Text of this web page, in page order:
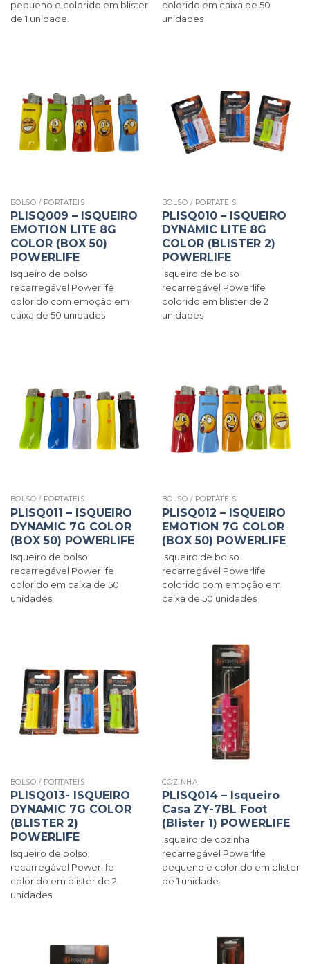
pequeno e colorido em blister
de 1 unidade.
colorido em caixa de 50
unidades
BOLSO / PORTÁTEIS
PLISQ009 – ISQUEIRO
EMOTION LITE 8G
COLOR (BOX 50)
POWERLIFE
Isqueiro de bolso
recarregável Powerlife
colorido com emoção em
caixa de 50 unidades
BOLSO / PORTÁTEIS
PLISQ010 – ISQUEIRO
DYNAMIC LITE 8G
COLOR (BLISTER 2)
POWERLIFE
Isqueiro de bolso
recarregável Powerlife
colorido em blister de 2
unidades
BOLSO / PORTÁTEIS
PLISQ011 – ISQUEIRO
DYNAMIC 7G COLOR
(BOX 50) POWERLIFE
Isqueiro de bolso
recarregável Powerlife
colorido em caixa de 50
unidades
BOLSO / PORTÁTEIS
PLISQ012 – ISQUEIRO
EMOTION 7G COLOR
(BOX 50) POWERLIFE
Isqueiro de bolso
recarregável Powerlife
colorido com emoção em
caixa de 50 unidades
BOLSO / PORTÁTEIS
PLISQ013- ISQUEIRO
DYNAMIC 7G COLOR
(BLISTER 2)
POWERLIFE
Isqueiro de bolso
recarregável Powerlife
colorido em blister de 2
unidades
COZINHA
PLISQ014 – Isqueiro
Casa ZY-7BL Foot
(Blister 1) POWERLIFE
Isqueiro de cozinha
recarregável Powerlife
pequeno e colorido em blister
de 1 unidade.